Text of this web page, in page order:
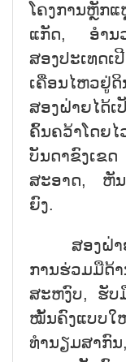
ໂຄງການຫຼັກ
ແກັດ, ອຳນວ
ສອງປະເທ
ເຄື່ອນໄຫວຢູ່
ສອງຝ່າຍໄດ້
ຄົ້ນຄວ້າໂດຍ
ບັນດາຂົງເ
ສະອາດ, ຫັນ
ຍົງ.
ສອງຝ່າຍ
ການຮ່ວມມືດ້
ສະຫງົບ, ຮັບ
ໝັ້ນຄົງແບບ
ທຳນຽມສາກົ